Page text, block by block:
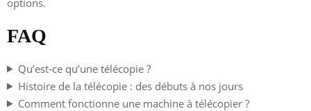
FAQ
Qu’est-ce qu’une télécopie ?
Histoire de la télécopie : des débuts à nos jours
Comment fonctionne une machine à télécopier ?